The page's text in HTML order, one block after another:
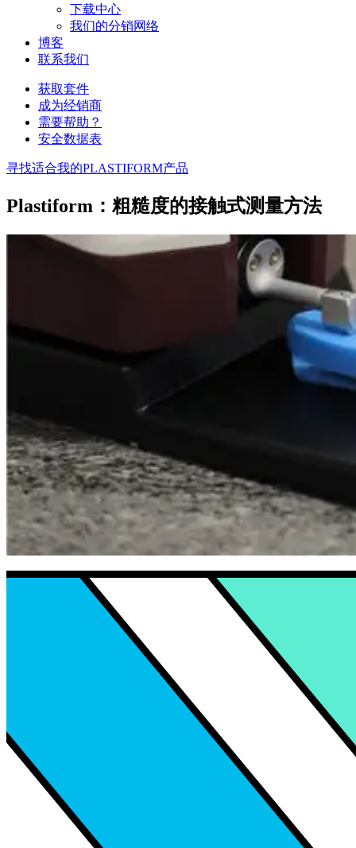
下载中心
我们的分销网络
博客
联系我们
获取套件
成为经销商
需要帮助？
安全数据表
寻找适合我的PLASTIFORM产品
Plastiform：粗糙度的接触式测量方法